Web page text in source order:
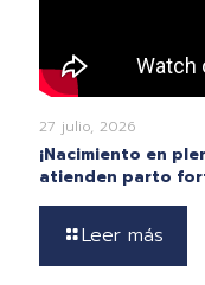
27 julio, 2026
¡Nacimiento en
atienden parto
Leer más